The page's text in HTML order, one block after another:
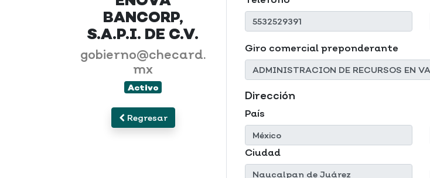
BANCORP,
S.A.P.I. DE C.V.
gobierno@checard.
mx
Activo
Regresar
Giro comercial preponderante
Dirección
País
Ciudad